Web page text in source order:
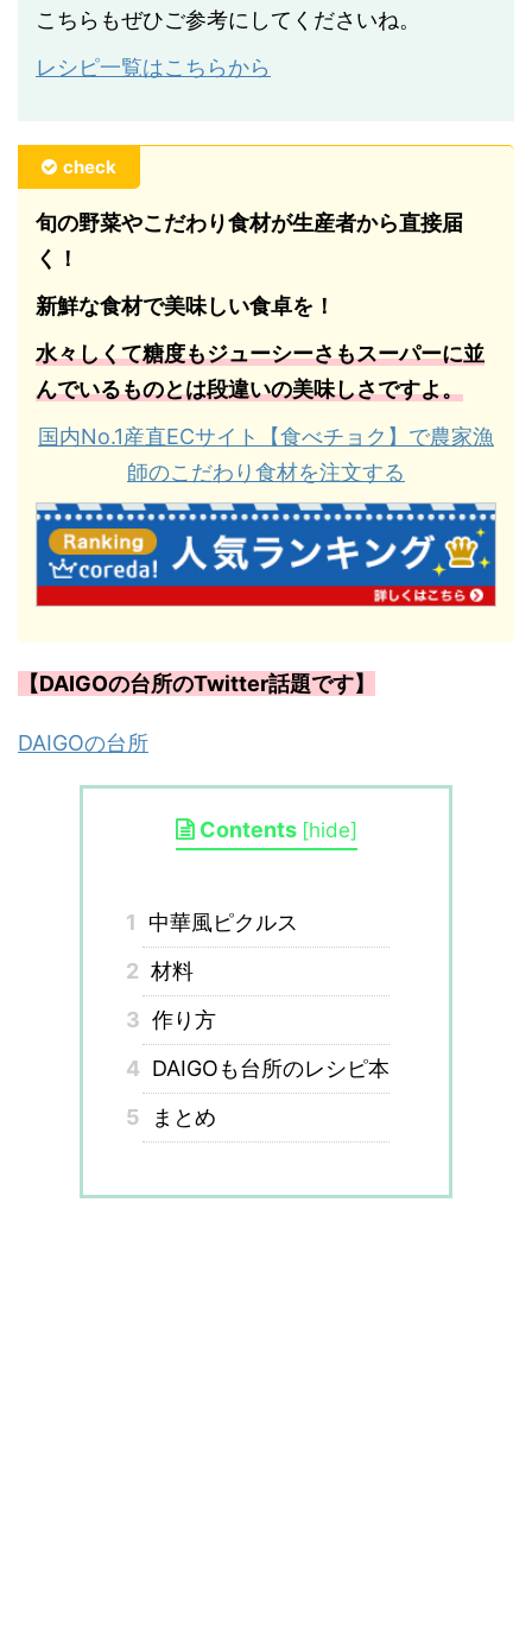
こちらもぜひご参考にしてくださいね。
レシピ一覧はこちらから
check
旬の野菜やこだわり食材が生産者から直接届
く！
新鮮な食材で美味しい食卓を！
水々しくて糖度もジューシーさもスーパーに並
んでいるものとは段違いの美味しさですよ。
国内No.1産直ECサイト【食べチョク】で農家漁
師のこだわり食材を注文する
【DAIGOの台所のTwitter話題です】
DAIGOの台所
Contents [hide]
1
中華風ピクルス
2 材料
3 作り方
4 DAIGOも台所のレシピ本
5
まとめ